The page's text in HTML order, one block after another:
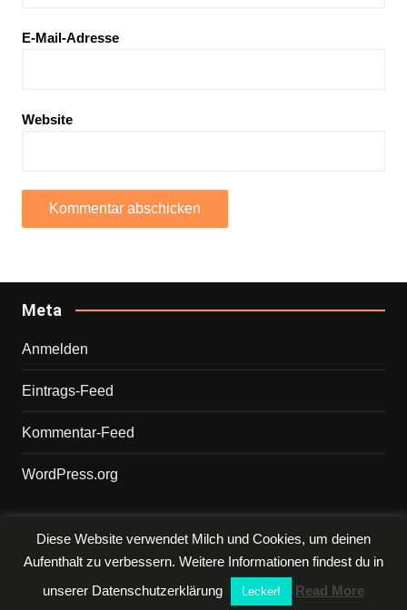
E-Mail-Adresse
Website
Meta
Anmelden
Eintrags-Feed
Kommentar-Feed
WordPress.org
Copyright © 2026 PHILIPP. Alle Rechte vorbehalten.
Diese Website verwendet Milch und Cookies, um deinen
Aufenthalt zu verbessern. Weitere Informationen findest du in
unserer Datenschutzerklärung
Lecker!
Read More
powered by Ultimatelysocial